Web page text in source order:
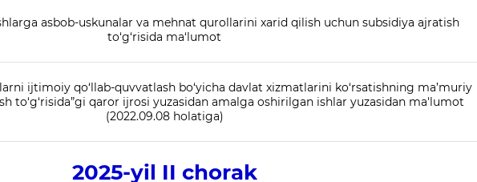
asbob-uskunalar va mehnat qurollarini xarid qilish uchun subsidiya ajratish
to‘g‘risida ma‘lumot
ijtimoiy qo‘llab-quvvatlash bo‘yicha davlat xizmatlarini ko‘rsatishning ma’muriy
to‘g‘risida”gi qaror ijrosi yuzasidan amalga oshirilgan ishlar yuzasidan ma'lumot
(2022.09.08 holatiga)
2025-yil II chorak